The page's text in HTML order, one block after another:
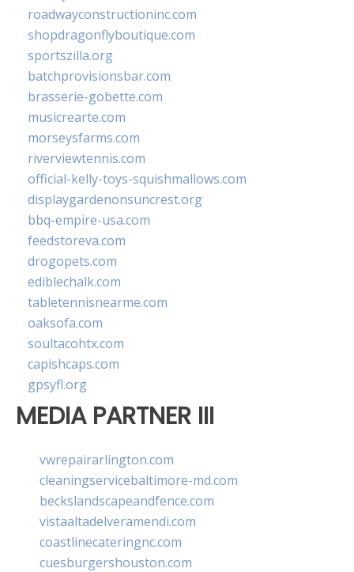
roadwayconstructioninc.com
shopdragonflyboutique.com
sportszilla.org
batchprovisionsbar.com
brasserie-gobette.com
musicrearte.com
morseysfarms.com
riverviewtennis.com
official-kelly-toys-squishmallows.com
displaygardenonsuncrest.org
bbq-empire-usa.com
feedstoreva.com
drogopets.com
ediblechalk.com
tabletennisnearme.com
oaksofa.com
soultacohtx.com
capishcaps.com
gpsyfl.org
MEDIA PARTNER III
vwrepairarlington.com
cleaningservicebaltimore-md.com
beckslandscapeandfence.com
vistaaltadelveramendi.com
coastlinecateringnc.com
cuesburgershouston.com